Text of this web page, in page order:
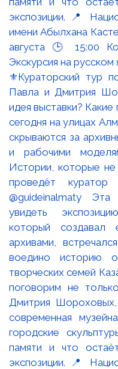
⚜️Кураторский тур
Павла и Дмитрия
идея выставки?
сегодня на улицах
скрываются за
и рабочими
Истории, которые не
проведёт куратор
@guideinalmaty
увидеть
который
архивами,
воедино историю
творческих семей
поговорим не
Дмитрия
современная
городские
памяти и что
экспозиции. 📍